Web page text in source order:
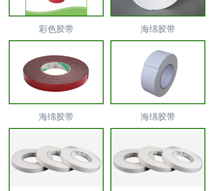
彩色胶带 海绵胶带
海绵胶带 海绵胶带